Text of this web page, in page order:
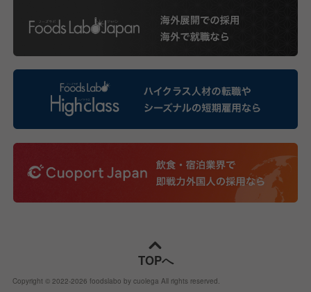
TOPへ
Copyright © 2022-2026 foodslabo by cuolega All rights reserved.